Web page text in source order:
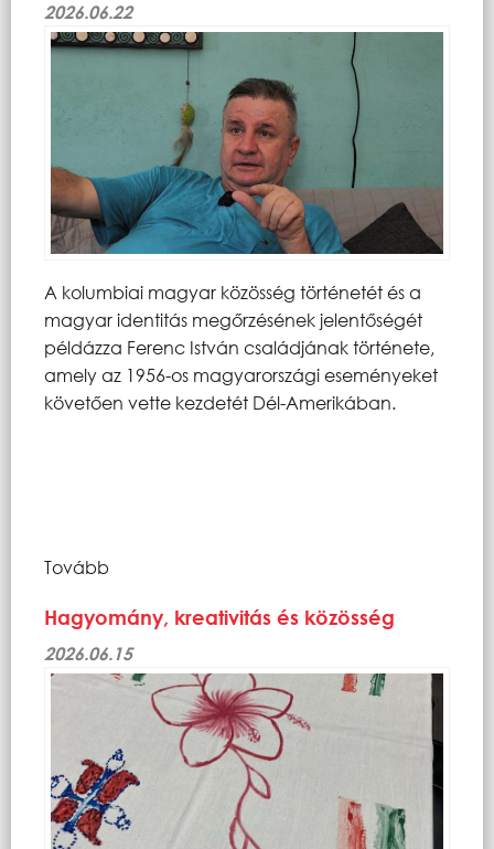
2026.06.22
A kolumbiai magyar közösség történetét és a
magyar identitás megőrzésének jelentőségét
példázza Ferenc István családjának története,
amely az 1956-os magyarországi eseményeket
követően vette kezdetét Dél-Amerikában.
Tovább
Hagyomány, kreativitás és közösség
2026.06.15